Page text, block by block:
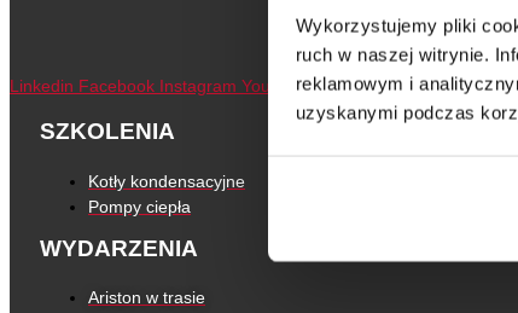
Wykorzystujemy pliki
ruch w naszej witrynie.
reklamowym i
uzyskanymi podczas
Linkedin Facebook Instagram Youtube
SZKOLENIA
Kotły kondensacyjne
Pompy ciepła
WYDARZENIA
Ariston w trasie